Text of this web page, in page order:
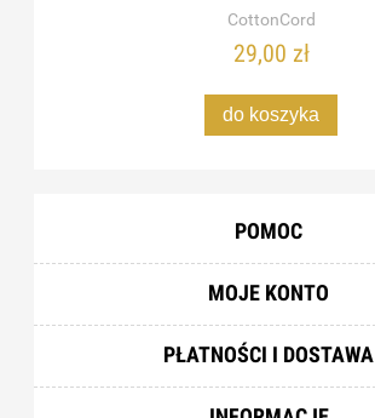
CottonCord
29,00 zł
do koszyka
POMOC
MOJE KONTO
PŁATNOŚCI I DOSTAWA